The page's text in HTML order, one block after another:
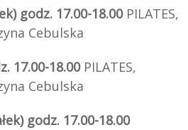
godz. 17.00-18.00 PILATES,
Cebulska
17.00-18.00 PILATES,
Cebulska
godz. 17.00-18.00